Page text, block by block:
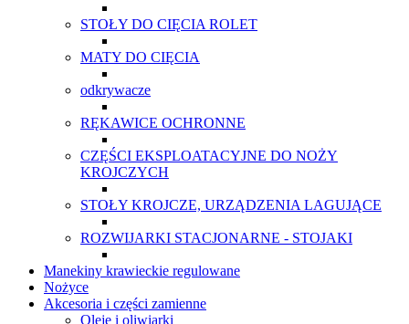
STOŁY DO CIĘCIA ROLET
MATY DO CIĘCIA
odkrywacze
RĘKAWICE OCHRONNE
CZĘŚCI EKSPLOATACYJNE DO NOŻY
KROJCZYCH
STOŁY KROJCZE, URZĄDZENIA LAGUJĄCE
ROZWIJARKI STACJONARNE - STOJAKI
Manekiny krawieckie regulowane
Nożyce
Akcesoria i części zamienne
Oleje i oliwiarki